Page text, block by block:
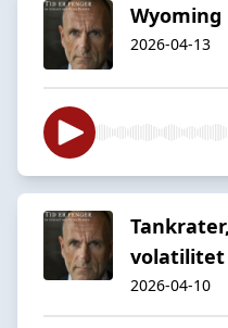
Wyoming
2026-04-13
volatilitet
2026-04-10